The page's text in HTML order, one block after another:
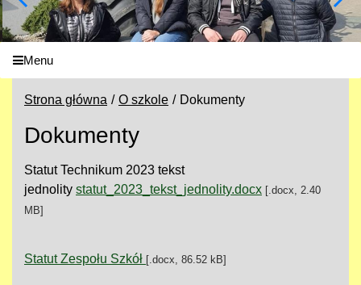
Menu
Strona główna O szkole Dokumenty
Dokumenty
Statut Technikum 2023 tekst
jednolity statut_2023_tekst_jednolity.docx [.docx, 2.40
MB]
Statut Zespołu Szkół [.docx, 86.52 kB]